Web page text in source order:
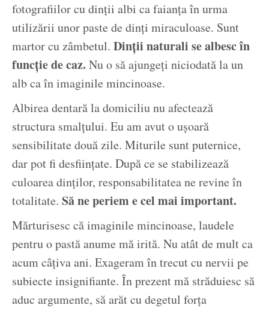
fotografiilor cu dinții albi ca faianța în urma
utilizării unor paste de dinți miraculoase. Sunt
martor cu zâmbetul. Dinții naturali se albesc în
funcție de caz. Nu o să ajungeți niciodată la un
alb ca în imaginile mincinoase.
Albirea dentară la domiciliu nu afectează
structura smalțului. Eu am avut o ușoară
sensibilitate două zile. Miturile sunt puternice,
dar pot fi desființate. După ce se stabilizează
culoarea dinților, responsabilitatea ne revine în
totalitate. Să ne periem e cel mai important.
Mărturisesc că imaginile mincinoase, laudele
pentru o pastă anume mă irită. Nu atât de mult ca
acum câțiva ani. Exageram în trecut cu nervii pe
subiecte insignifiante. În prezent mă străduiesc să
aduc argumente, să arăt cu degetul forța